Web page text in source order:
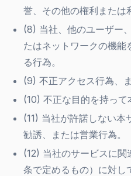
誉、その他の権利または
(8) 当社、他のユーザー
たはネットワークの機能
る行為。
(9) 不正アクセス行為、
(10) 不正な目的を持って
(11) 当社が許諾しない本
勧誘、または営業行為。
(12) 当社のサービスに関
条で定めるもの）に対し